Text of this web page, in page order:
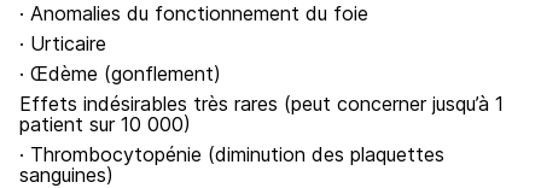
· Anomalies du fonctionnement du foie
· Urticaire
· Œdème (gonflement)
Effets indésirables très rares (peut concerner jusqu’à 1
patient sur 10 000)
· Thrombocytopénie (diminution des plaquettes
sanguines)